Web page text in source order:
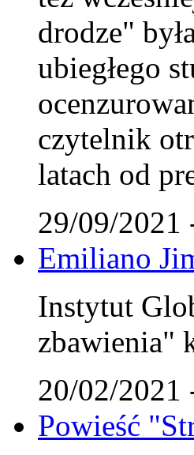
drodze"
ubiegłego
czytelnik
latach od
29/09/2021
Emiliano
Instytut
zbawienia"
20/02/2021
Powieść